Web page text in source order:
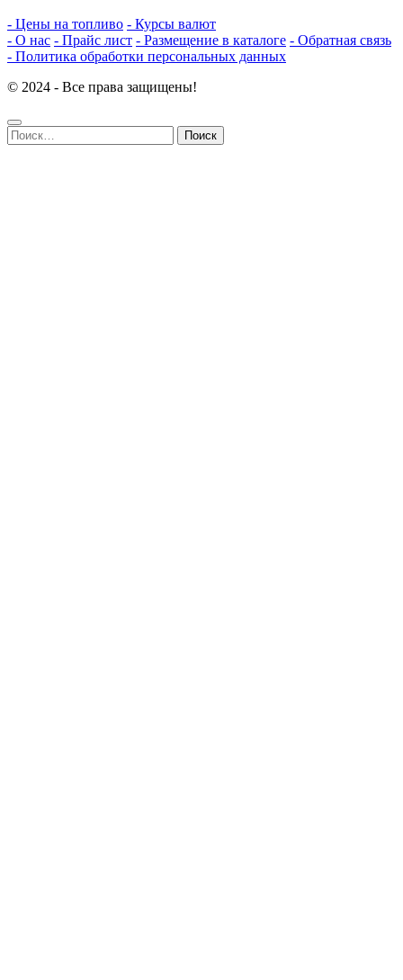
- Цены на топливо - Курсы валют
- О нас - Прайс лист - Размещение в каталоге - Обратная связь
- Политика обработки персональных данных
© 2024 - Все права защищены!
Найти: